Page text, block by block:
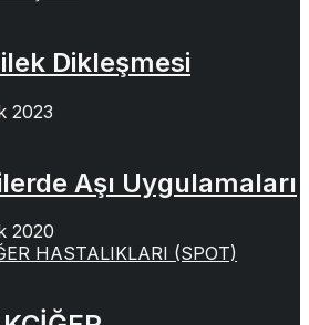
Dikleşmesi
2023
Aşı Uygulamaları
2020